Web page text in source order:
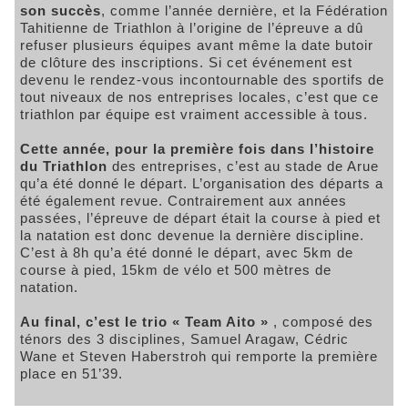
son succès, comme l’année dernière, et la Fédération
Tahitienne de Triathlon à l’origine de l’épreuve a dû
refuser plusieurs équipes avant même la date butoir
de clôture des inscriptions. Si cet événement est
devenu le rendez-vous incontournable des sportifs de
tout niveaux de nos entreprises locales, c’est que ce
triathlon par équipe est vraiment accessible à tous.
Cette année, pour la première fois dans l’histoire
du Triathlon des entreprises, c’est au stade de Arue
qu’a été donné le départ. L’organisation des départs a
été également revue. Contrairement aux années
passées, l’épreuve de départ était la course à pied et
la natation est donc devenue la dernière discipline.
C’est à 8h qu’a été donné le départ, avec 5km de
course à pied, 15km de vélo et 500 mètres de
natation.
Au final, c’est le trio « Team Aito » , composé des
ténors des 3 disciplines, Samuel Aragaw, Cédric
Wane et Steven Haberstroh qui remporte la première
place en 51’39.